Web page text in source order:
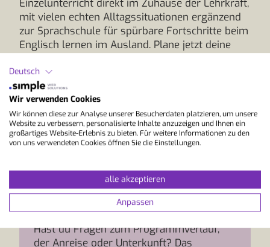
Einzelunterricht direkt im Zuhause der Lehrkraft,
mit vielen echten Alltagssituationen ergänzend
zur Sprachschule für spürbare Fortschritte beim
Englisch lernen im Ausland. Plane jetzt deine
Sprachkurs im Programm Im Haus des Lehrers.
Info und Beratung
Hast du Fragen zum Programmverlauf,
der Anreise oder Unterkunft? Das
Deutsch
Wir verwenden Cookies
Wir können diese zur Analyse unserer Besucherdaten platzieren, um unsere
Website zu verbessern, personalisierte Inhalte anzuzeigen und Ihnen ein
großartiges Website-Erlebnis zu bieten. Für weitere Informationen zu den
von uns verwendeten Cookies öffnen Sie die Einstellungen.
alle akzeptieren
Anpassen